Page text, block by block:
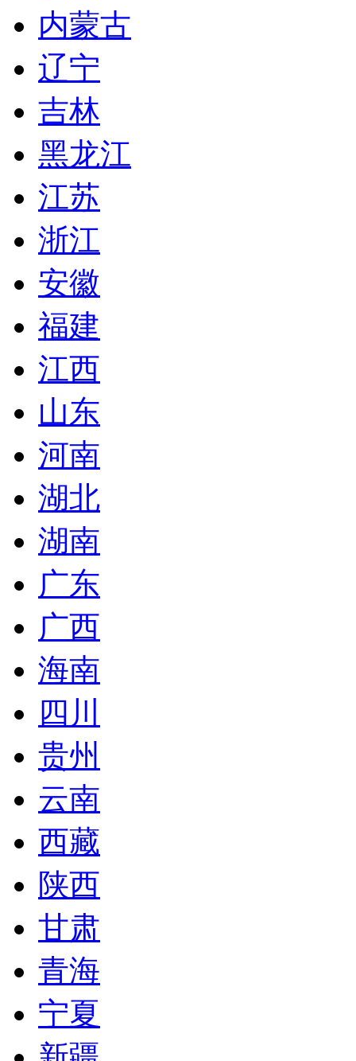
内蒙古
辽宁
吉林
黑龙江
江苏
浙江
安徽
福建
江西
山东
河南
湖北
湖南
广东
广西
海南
四川
贵州
云南
西藏
陕西
甘肃
青海
宁夏